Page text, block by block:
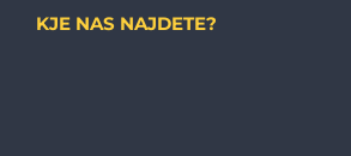
KJE NAS NAJDETE?